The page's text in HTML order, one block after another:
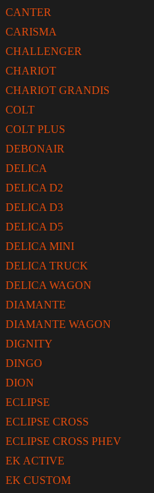
CANTER
CARISMA
CHALLENGER
CHARIOT
CHARIOT GRANDIS
COLT
COLT PLUS
DEBONAIR
DELICA
DELICA D2
DELICA D3
DELICA D5
DELICA MINI
DELICA TRUCK
DELICA WAGON
DIAMANTE
DIAMANTE WAGON
DIGNITY
DINGO
DION
ECLIPSE
ECLIPSE CROSS
ECLIPSE CROSS PHEV
EK ACTIVE
EK CUSTOM